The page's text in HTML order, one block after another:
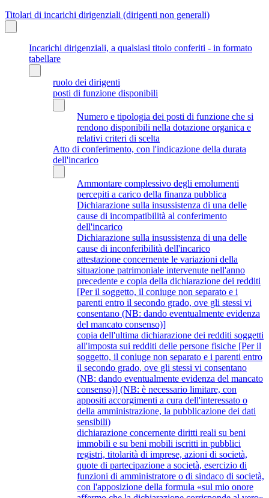
Titolari di incarichi dirigenziali (dirigenti non generali)
Incarichi dirigenziali, a qualsiasi titolo conferiti - in formato
tabellare
ruolo dei dirigenti
posti di funzione disponibili
Numero e tipologia dei posti di funzione che si
rendono disponibili nella dotazione organica e
relativi criteri di scelta
Atto di conferimento, con l'indicazione della durata
dell'incarico
Ammontare complessivo degli emolumenti
percepiti a carico della finanza pubblica
Dichiarazione sulla insussistenza di una delle
cause di incompatibilità al conferimento
dell'incarico
Dichiarazione sulla insussistenza di una delle
cause di inconferibilità dell'incarico
attestazione concernente le variazioni della
situazione patrimoniale intervenute nell'anno
precedente e copia della dichiarazione dei redditi
[Per il soggetto, il coniuge non separato e i
parenti entro il secondo grado, ove gli stessi vi
consentano (NB: dando eventualmente evidenza
del mancato consenso)]
copia dell'ultima dichiarazione dei redditi soggetti
all'imposta sui redditi delle persone fisiche [Per il
soggetto, il coniuge non separato e i parenti entro
il secondo grado, ove gli stessi vi consentano
(NB: dando eventualmente evidenza del mancato
consenso)] (NB: è necessario limitare, con
appositi accorgimenti a cura dell'interessato o
della amministrazione, la pubblicazione dei dati
sensibili)
dichiarazione concernente diritti reali su beni
immobili e su beni mobili iscritti in pubblici
registri, titolarità di imprese, azioni di società,
quote di partecipazione a società, esercizio di
funzioni di amministratore o di sindaco di società,
con l'apposizione della formula «sul mio onore